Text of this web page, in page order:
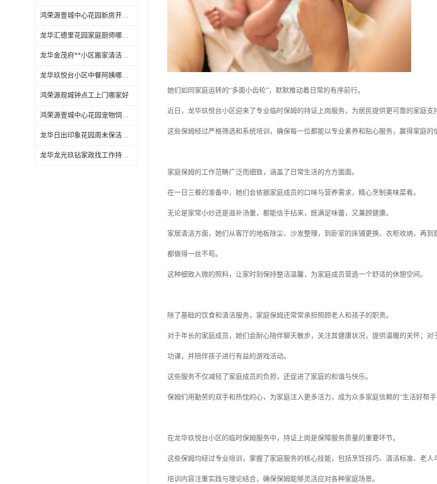
鸿荣源壹城中心花园新房开荒保洁怎么样
龙华汇德里花园家庭厨师哪家好
龙华金茂府**小区搬家清洁怎么样
龙华玖悦台小区中餐阿姨哪家好
鸿荣源观城钟点工上门哪家好
鸿荣源壹城中心花园宠物饲养上门服务哪家好
龙华日出印象花园周未保洁持证上岗
龙华龙光玖钻家政找工作持证上岗
她们如同家庭运转的“多面小齿轮”，默默推动着日常的有序前行。
近日，龙华玖悦台小区迎来了专业临时保姆的持证上岗服务，为居民提供更可靠的家庭支
这些保姆经过严格筛选和系统培训，确保每一位都能以专业素养和贴心服务，赢得家庭的
家庭保姆的工作范畴广泛而细致，涵盖了日常生活的方方面面。
在一日三餐的准备中，她们会依据家庭成员的口味与营养需求，精心烹制美味菜肴。
无论是家常小炒还是滋补汤羹，都能信手拈来，既满足味蕾，又兼顾健康。
家居清洁方面，她们从客厅的地板除尘、沙发整理，到卧室的床铺更换、衣柜收纳，再
都做得一丝不苟。
这种细致入微的照料，让家时刻保持整洁温馨，为家庭成员营造一个舒适的休憩空间。
除了基础的饮食和清洁服务，家庭保姆还常常承担照顾老人和孩子的职责。
对于年长的家庭成员，她们会耐心陪伴聊天散步，关注其健康状况，提供温暖的关怀；
功课，并陪伴孩子进行有益的游戏活动。
这些服务不仅减轻了家庭成员的负担，还促进了家庭的和谐与快乐。
保姆们用勤劳的双手和热忱的心，为家庭注入更多活力，成为众多家庭信赖的“生活好帮手
在龙华玖悦台小区的临时保姆服务中，持证上岗是保障服务质量的重要环节。
这些保姆均经过专业培训，掌握了家庭服务的核心技能，包括烹饪技巧、清洁标准、老人
培训内容注重实践与理论结合，确保保姆能够灵活应对各种家庭场景。